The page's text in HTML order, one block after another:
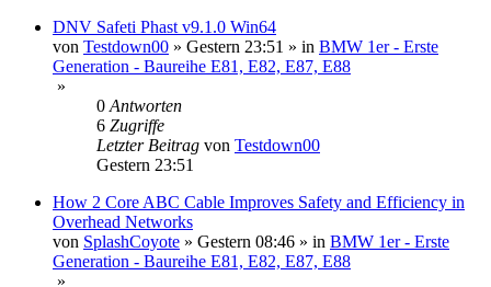
DNV Safeti Phast v9.1.0 Win64
von Testdown00 » Gestern 23:51 » in BMW 1er - Erste
Generation - Baureihe E81, E82, E87, E88
»
0 Antworten
6 Zugriffe
Letzter Beitrag von Testdown00
Gestern 23:51
How 2 Core ABC Cable Improves Safety and Efficiency in
Overhead Networks
von SplashCoyote » Gestern 08:46 » in BMW 1er - Erste
Generation - Baureihe E81, E82, E87, E88
»